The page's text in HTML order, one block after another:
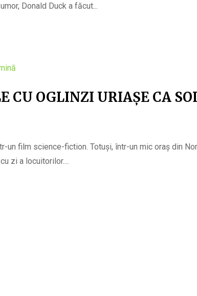
Donald Duck a făcut...
CU OGLINZI URIAȘE CA
film science-fiction. Totuși, într-un mic oraș din
zi a locuitorilor....